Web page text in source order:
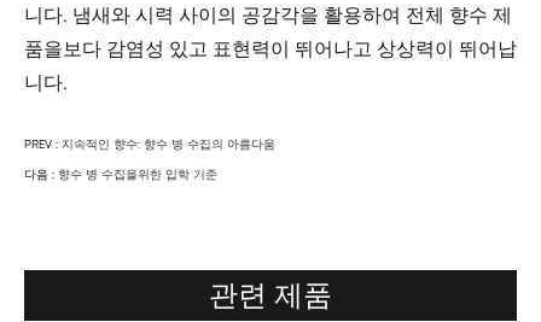
니다. 냄새와 시력 사이의 공감각을 활용하여 전체 향수 제
품을보다 감염성 있고 표현력이 뛰어나고 상상력이 뛰어납
니다.
PREV : 지속적인 향수: 향수 병 수집의 아름다움
다음 : 향수 병 수집을위한 입학 기준
관련 제품